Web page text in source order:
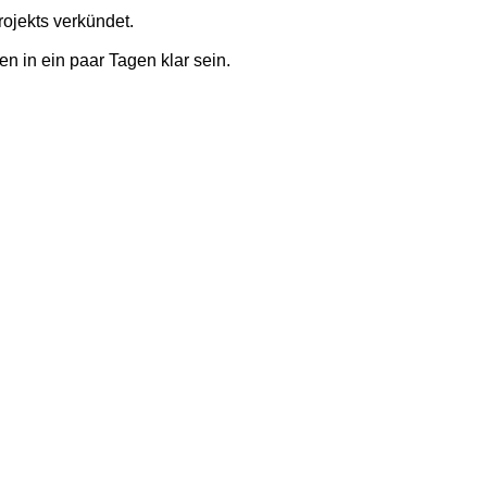
verkündet.
in ein paar Tagen klar sein.